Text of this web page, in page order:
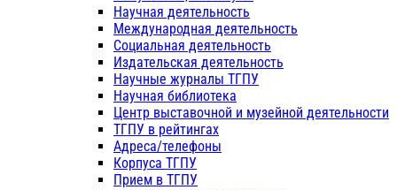
Научная деятельность
Международная деятельность
Социальная деятельность
Издательская деятельность
Научные журналы ТГПУ
Научная библиотека
Центр выставочной и музейной деятельности
ТГПУ в рейтингах
Адреса/телефоны
Корпуса ТГПУ
Прием в ТГПУ